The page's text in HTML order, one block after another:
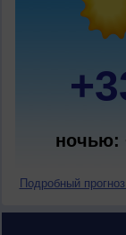
ночью:
Подробный